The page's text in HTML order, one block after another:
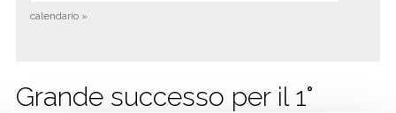
calendario »
Grande successo per il 1°